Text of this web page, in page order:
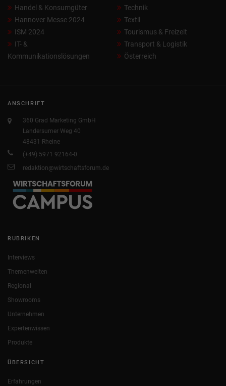
Handel & Konsumgüter
Hannover Messe 2024
ISM 2024
IT- &
Kommunikationslösungen
Technik
Textil
Tourismus & Freizeit
Transport & Logistik
Österreich
ANSCHRIFT
360 Grad Marketing GmbH
Landersumer Weg 40
48431 Rheine
(+49) 5971 92164-0
redaktion@wirtschaftsforum.de
RUBRIKEN
Interviews
Themenwelten
Regional
Showrooms
Unternehmen
Expertenwissen
Produkte
ÜBERSICHT
Erfahrungen